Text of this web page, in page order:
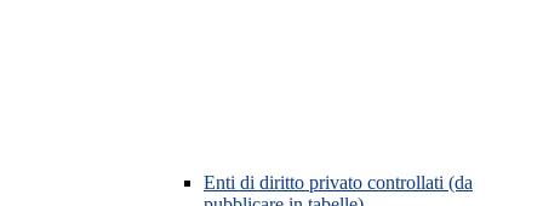
Enti di diritto privato controllati (da